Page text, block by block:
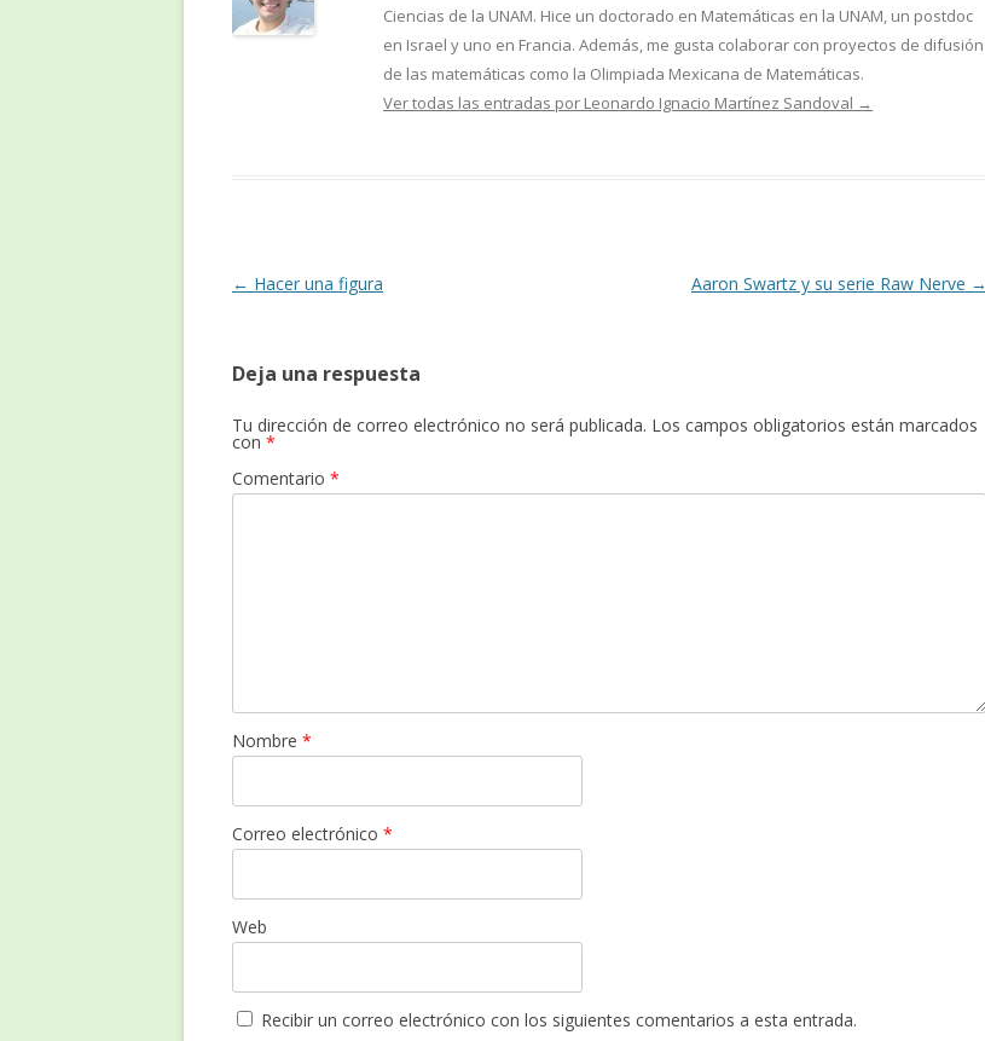
Ciencias de la UNAM. Hice un doctorado en Matemáticas en la UNAM, un postdoc
en Israel y uno en Francia. Además, me gusta colaborar con proyectos de difusión
de las matemáticas como la Olimpiada Mexicana de Matemáticas.
Ver todas las entradas por Leonardo Ignacio Martínez Sandoval →
Navegación
← Hacer una figura Aaron Swartz y su serie Raw Nerve →
Deja una respuesta
Tu dirección de correo electrónico no será publicada. Los campos obligatorios están marcados
con *
Comentario *
Nombre *
Correo electrónico *
Web
Recibir un correo electrónico con los siguientes comentarios a esta entrada.